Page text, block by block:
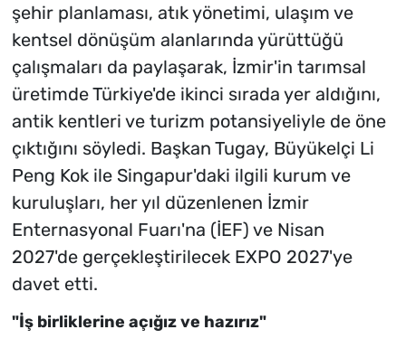
şehir planlaması, atık yönetimi, ulaşım ve
kentsel dönüşüm alanlarında yürüttüğü
çalışmaları da paylaşarak, İzmir'in tarımsal
üretimde Türkiye'de ikinci sırada yer aldığını,
antik kentleri ve turizm potansiyeliyle de öne
çıktığını söyledi. Başkan Tugay, Büyükelçi Li
Peng Kok ile Singapur'daki ilgili kurum ve
kuruluşları, her yıl düzenlenen İzmir
Enternasyonal Fuarı'na (İEF) ve Nisan
2027'de gerçekleştirilecek EXPO 2027'ye
davet etti.
"İş birliklerine açığız ve hazırız"